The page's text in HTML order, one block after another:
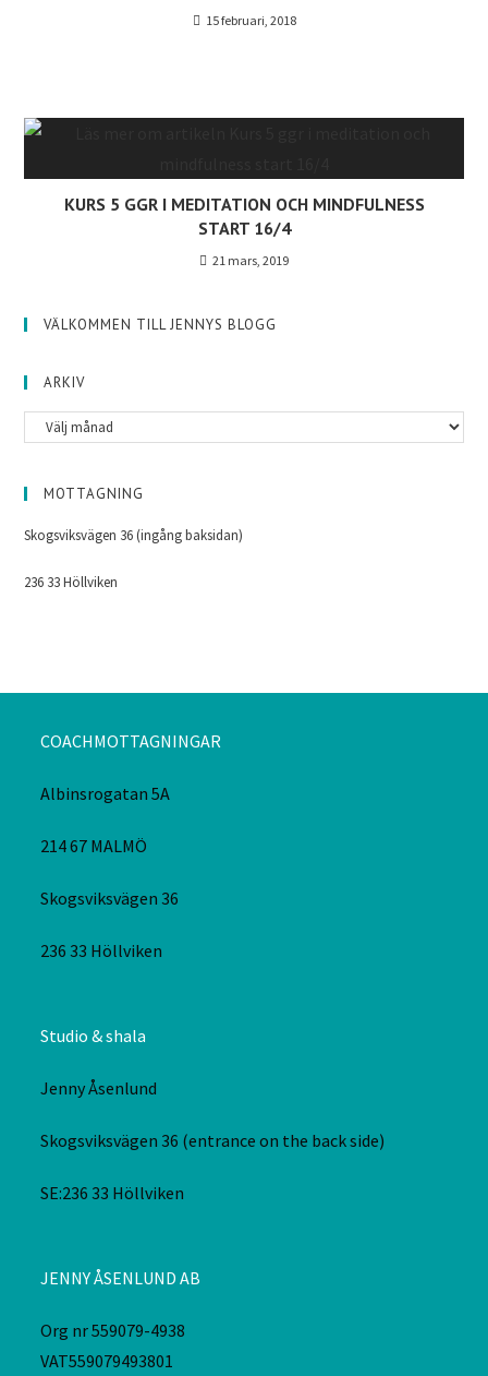
15 februari, 2018
KURS 5 GGR I MEDITATION OCH MINDFULNESS
START 16/4
21 mars, 2019
VÄLKOMMEN TILL JENNYS BLOGG
ARKIV
MOTTAGNING
Skogsviksvägen 36 (ingång baksidan)
236 33 Höllviken
COACHMOTTAGNINGAR
Albinsrogatan 5A
214 67 MALMÖ
Skogsviksvägen 36
236 33 Höllviken
Studio & shala
Jenny Åsenlund
Skogsviksvägen 36 (entrance on the back side)
SE:236 33 Höllviken
JENNY ÅSENLUND AB
Org nr 559079-4938
VAT559079493801